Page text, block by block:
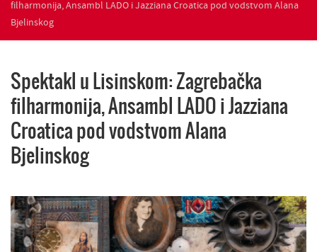
filharmonija, Ansambl LADO i Jazziana Croatica pod vodstvom Alana
Bjelinskog
Spektakl u Lisinskom: Zagrebačka
filharmonija, Ansambl LADO i Jazziana
Croatica pod vodstvom Alana
Bjelinskog